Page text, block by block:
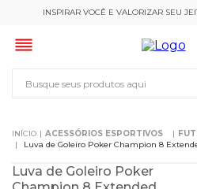
INSPIRAR VOCÊ E VALORIZAR SEU
ACESSÓRIOS ESPORTIVOS
Luva de Goleiro Poker Champion 8
Luva de Goleiro Poker